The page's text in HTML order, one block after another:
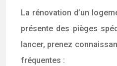
La rénovation d’un
présente des pièges
lancer, prenez
fréquentes :